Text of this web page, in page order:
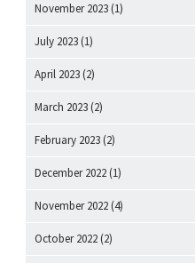
November 2023 (1)
July 2023 (1)
April 2023 (2)
March 2023 (2)
February 2023 (2)
December 2022 (1)
November 2022 (4)
October 2022 (2)